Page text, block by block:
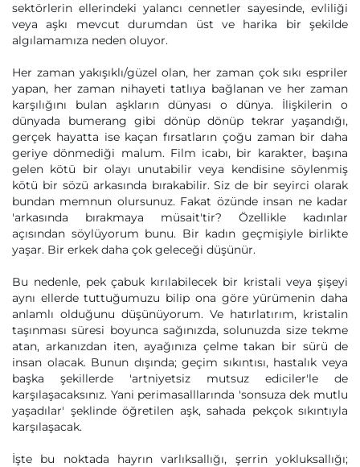
sektörlerin ellerindeki yalancı cennetler sayesinde, evliliği
veya aşkı mevcut durumdan üst ve harika bir şekilde
algılamamıza neden oluyor.
Her zaman yakışıklı/güzel olan, her zaman çok sıkı espriler
yapan, her zaman nihayeti tatlıya bağlanan ve her zaman
karşılığını bulan aşkların dünyası o dünya. İlişkilerin o
dünyada bumerang gibi dönüp dönüp tekrar yaşandığı,
gerçek hayatta ise kaçan fırsatların çoğu zaman bir daha
geriye dönmediği malum. Film icabı, bir karakter, başına
gelen kötü bir olayı unutabilir veya kendisine söylenmiş
kötü bir sözü arkasında bırakabilir. Siz de bir seyirci olarak
bundan memnun olursunuz. Fakat özünde insan ne kadar
'arkasında bırakmaya müsait'tir? Özellikle kadınlar
açısından söylüyorum bunu. Bir kadın geçmişiyle birlikte
yaşar. Bir erkek daha çok geleceği düşünür.
Bu nedenle, pek çabuk kırılabilecek bir kristali veya şişeyi
aynı ellerde tuttuğumuzu bilip ona göre yürümenin daha
anlamlı olduğunu düşünüyorum. Ve hatırlatırım, kristalin
taşınması süresi boyunca sağınızda, solunuzda size tekme
atan, arkanızdan iten, ayağınıza çelme takan bir sürü de
insan olacak. Bunun dışında; geçim sıkıntısı, hastalık veya
başka şekillerde 'artniyetsiz mutsuz ediciler'le de
karşılaşacaksınız. Yani perimasalllarında 'sonsuza dek mutlu
yaşadılar' şeklinde öğretilen aşk, sahada pekçok sıkıntıyla
karşılaşacak.
İşte bu noktada hayrın varlıksallığı, şerrin yokluksallığı;